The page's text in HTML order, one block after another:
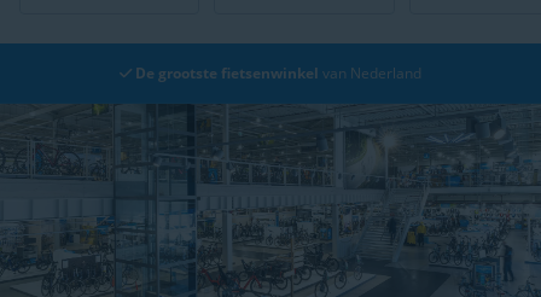
Gratis bezorgingvanaf € 49,-*